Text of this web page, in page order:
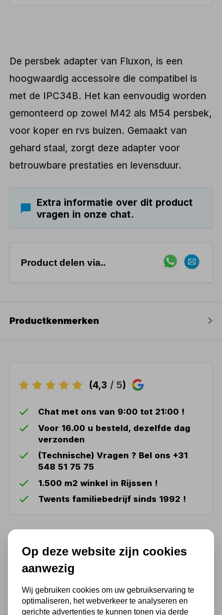
De persbek adapter van Fluxon, is een
hoogwaardig accessoire die compatibel is
met de IPC34B. Het kan eenvoudig worden
gemonteerd op zowel M42 als M54 persbek,
voor koper en rvs buizen. Gemaakt van
gehard staal, zorgt deze adapter voor
betrouwbare prestaties en levensduur.
Extra informatie over dit product
vragen in onze chat.
Product delen via..
Productkenmerken
(4,3 / 5)
Chat met ons van 9:00 tot 21:00 !
Voor 16.00 u besteld, dezelfde dag
verzonden
(Technische) Vragen ? Bel ons +31
548 51 75 75
1.500 m2 winkel in Rijssen !
Twents familiebedrijf sinds 1992 !
Ook handig
181,50
150,00 excl. BTW
Op deze website zijn cookies
aanwezig
Wij gebruiken cookies om uw gebruikservaring te
optimaliseren, het webverkeer te analyseren en
gerichte advertenties te kunnen tonen via derde